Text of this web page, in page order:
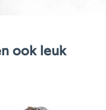
ook leuk